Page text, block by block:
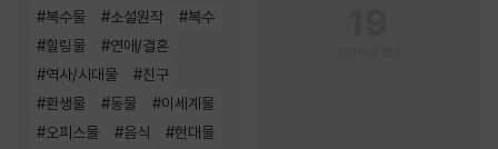
#복수물 #소설원작 #복수
#힐링물 #연애/결혼
#역사/시대물 #친구
#환생물 #동물 #이세계물
#오피스물 #음식 #현대물